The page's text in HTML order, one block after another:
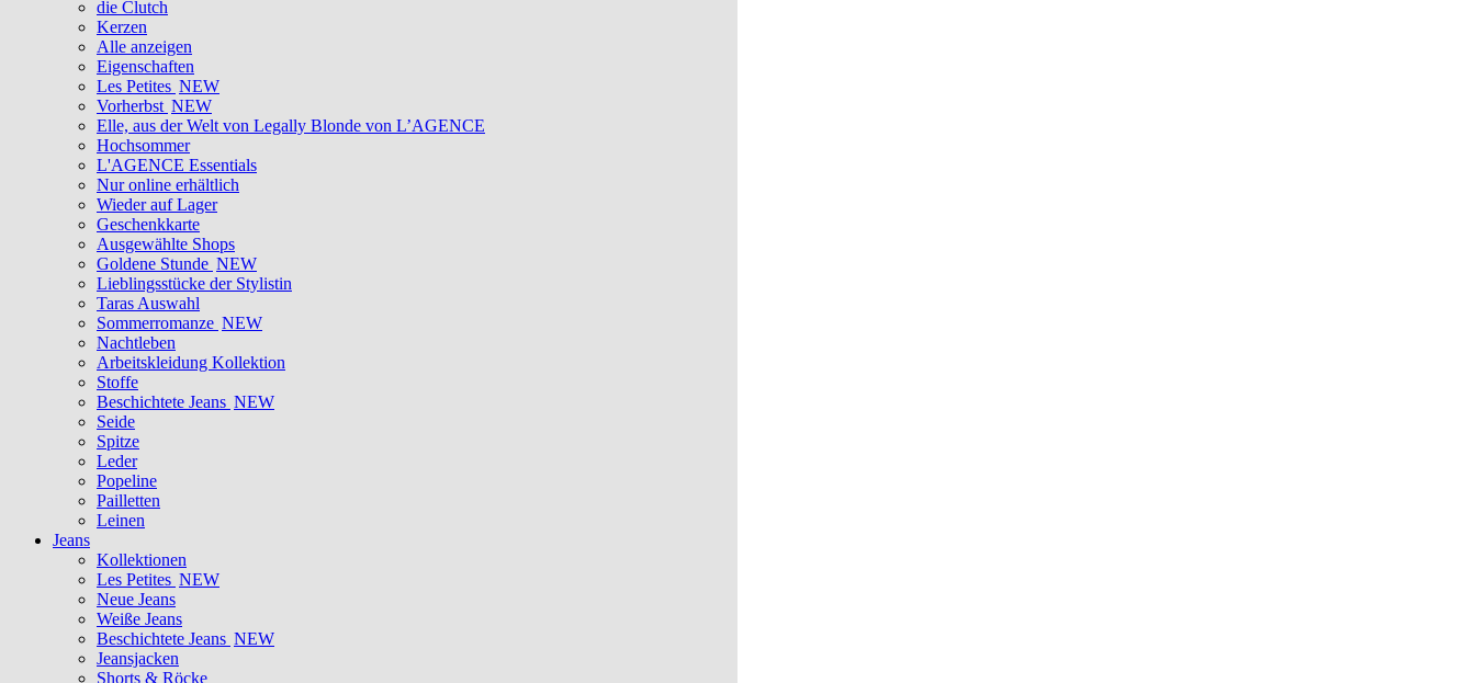
die Clutch
Kerzen
Alle anzeigen
Eigenschaften
Les Petites NEW
Vorherbst NEW
Elle, aus der Welt von Legally Blonde von L’AGENCE
Hochsommer
L'AGENCE Essentials
Nur online erhältlich
Wieder auf Lager
Geschenkkarte
Ausgewählte Shops
Goldene Stunde NEW
Lieblingsstücke der Stylistin
Taras Auswahl
Sommerromanze NEW
Nachtleben
Arbeitskleidung Kollektion
Stoffe
Beschichtete Jeans NEW
Seide
Spitze
Leder
Popeline
Pailletten
Leinen
Jeans
Kollektionen
Les Petites NEW
Neue Jeans
Weiße Jeans
Beschichtete Jeans NEW
Jeansjacken
Shorts & Röcke